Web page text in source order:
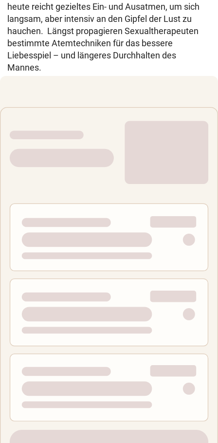
heute reicht gezieltes Ein- und Ausatmen, um sich
langsam, aber intensiv an den Gipfel der Lust zu
hauchen. Längst propagieren Sexualtherapeuten
bestimmte Atemtechniken für das bessere
Liebesspiel – und längeres Durchhalten des
Mannes.